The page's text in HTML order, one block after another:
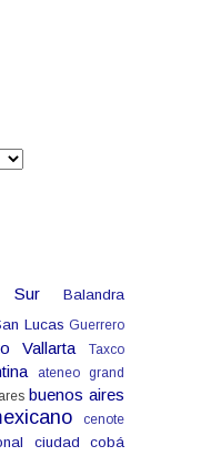
Sur Balandra
Lucas Guerrero
Vallarta
Taxco
ateneo grand
buenos aires
cenote
ciudad
cobá